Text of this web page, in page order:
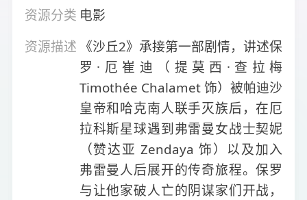
资源分类 电影
资源描述 《沙丘2》承接第一部剧情，讲述保
罗·厄崔迪（提莫西·查拉梅
Timothée Chalamet 饰）被帕迪沙
皇帝和哈克南人联手灭族后，在厄
拉科斯星球遇到弗雷曼女战士契妮
（赞达亚 Zendaya 饰）以及加入
弗雷曼人后展开的传奇旅程。保罗
与让他家破人亡的阴谋家们开战，